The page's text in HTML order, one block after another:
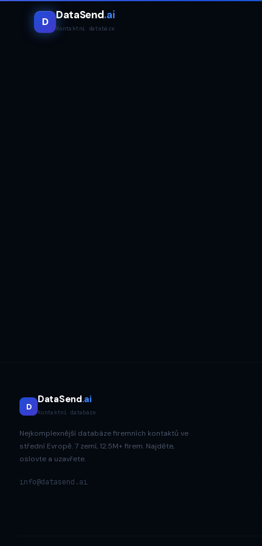
D
DataSend.ai
Kontaktní databáze
D
DataSend.ai
Kontaktní databáze
Nejkomplexnější databáze firemních kontaktů ve
střední Evropě. 7 zemí, 12.5M+ firem. Najděte,
oslovte a uzavřete.
info@datasend.ai